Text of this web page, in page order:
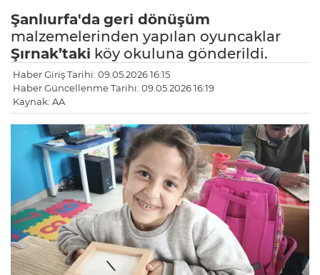
Şanlıurfa'da geri dönüşüm
malzemelerinden yapılan oyuncaklar
Şırnak’taki köy okuluna gönderildi.
Haber Giriş Tarihi: 09.05.2026 16:15
Haber Güncellenme Tarihi: 09.05.2026 16:19
Kaynak: AA